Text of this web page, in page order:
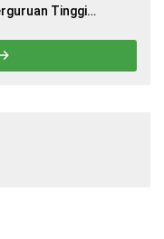
Tinggi